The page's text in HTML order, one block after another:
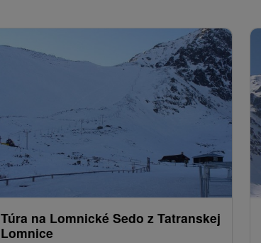
Túra na Lomnické Sedo z Tatranskej
Lomnice